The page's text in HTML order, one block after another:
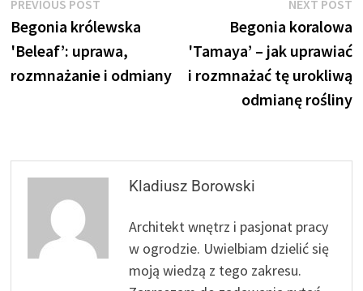
Nawigacja
wpisu
PREVIOUS POST
post:
Begonia królewska
'Beleaf’: uprawa,
rozmnażanie i odmiany
NEXT POST
Begonia koralowa
'Tamaya’ – jak uprawiać
i rozmnażać tę urokliwą
odmianę rośliny
Kladiusz Borowski
Architekt wnętrz i pasjonat pracy
w ogrodzie. Uwielbiam dzielić się
moją wiedzą z tego zakresu.